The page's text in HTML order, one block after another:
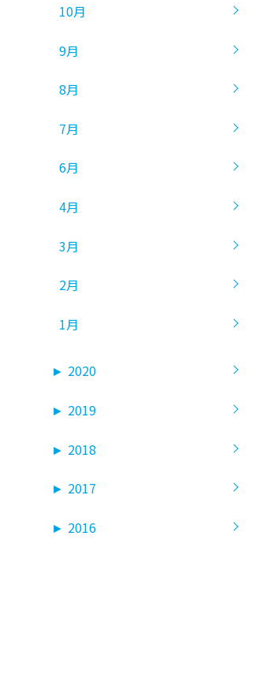
10月
9月
8月
7月
6月
4月
3月
2月
1月
► 2020
► 2019
► 2018
► 2017
► 2016